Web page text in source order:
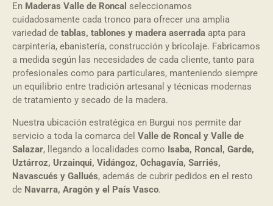
En Maderas Valle de Roncal seleccionamos
cuidadosamente cada tronco para ofrecer una amplia
variedad de tablas, tablones y madera aserrada apta para
carpintería, ebanistería, construcción y bricolaje. Fabricamos
a medida según las necesidades de cada cliente, tanto para
profesionales como para particulares, manteniendo siempre
un equilibrio entre tradición artesanal y técnicas modernas
de tratamiento y secado de la madera.
Nuestra ubicación estratégica en Burgui nos permite dar
servicio a toda la comarca del Valle de Roncal y Valle de
Salazar, llegando a localidades como Isaba, Roncal, Garde,
Uztárroz, Urzainqui, Vidángoz, Ochagavía, Sarriés,
Navascués y Gallués, además de cubrir pedidos en el resto
de Navarra, Aragón y el País Vasco.